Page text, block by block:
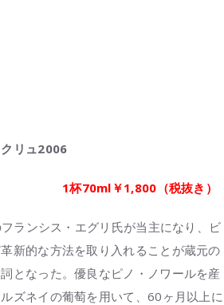
リュ2006
1杯70ml￥1,800 （税抜き）
ランシス・エグリ氏が当主になり、ビ
新的な方法を取り入れることが蔵元の
となった。優良なピノ・ノワールを産
ズネイの葡萄を用いて、60ヶ月以上に